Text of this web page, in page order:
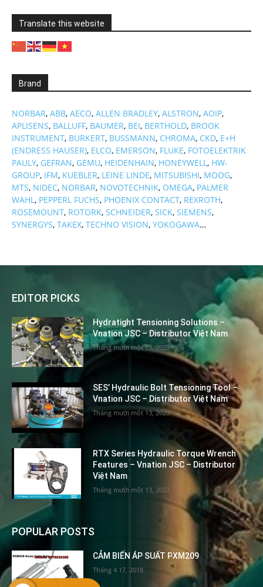
Translate this website
Brand
NORBAR, ABB, AECO, ALLEN BRADLEY, ALSTRON, AOIP,
APLISENS, BALLUFF, BAUMER, BEI, BERTHOLD, BROOK
INSTRUMENT, BURKERT, BUSSMANN, CHROMA, CKD, E+H
(ENDRESS HAUSER), ELCO, EMERSON, FLUKE, FOTOELEKTRIK
PAULY, GEFRAN, GEMU, HEIDENHAIN, HONEYWELL, HW-
GROUP, IFM, KUEBLER, LEINE LINDE, MITSUBISHI, MOOG,
MTS, NIDEC, NORBAR, NOVOTECHNIK, OMEGA, PALMER
WAHL, PEPPERL FUCHS, PHOENIX CONTACT, REXROTH,
ROSEMOUNT, ROTORK, SCHNEIDER, SICK, SIEMENS,
SYNERGYS, TAKEX, TECHNO VISION, YOKOGAWA…
EDITOR PICKS
Hydratight Tensioning Solutions –
Vnation JSC – Distributor Việt Nam
Tháng mười một 13, 2023
SES’ Hydraulic Bolt Tensioning Tool –
Vnation JSC – Distributor Việt Nam
Tháng mười một 13, 2023
RTX Series Hydraulic Torque Wrench
Features – Vnation JSC – Distributor
Việt Nam
Tháng mười một 13, 2023
POPULAR POSTS
CẢM BIẾN ÁP SUẤT PXM209
Tháng 4 17, 2018